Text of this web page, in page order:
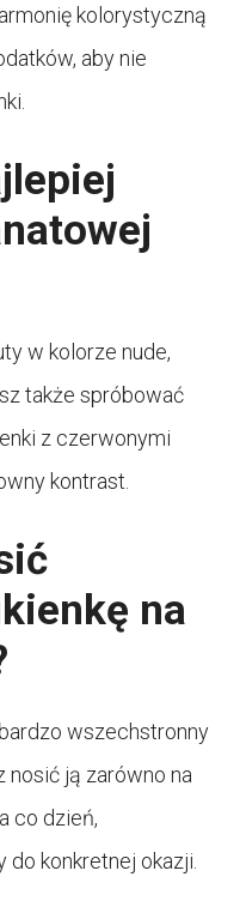
kolorystyczną
aby nie
w kolorze nude,
także spróbować
z czerwonymi
kontrast.
na
wszechstronny
nosić ją zarówno na
co dzień,
konkretnej okazji.